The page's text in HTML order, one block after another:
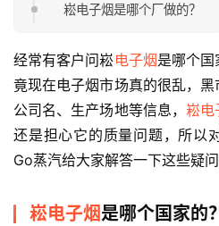
崧电子烟是哪个厂做的？
经常有客户问崧电子烟是哪个
竟现在电子烟市场真的很乱，
公司名、生产场地等信息， 崧电
还是担心它的质量问题，所以
Go蒸汽给大家解答一下这些疑问
崧电子烟是哪个国家的？